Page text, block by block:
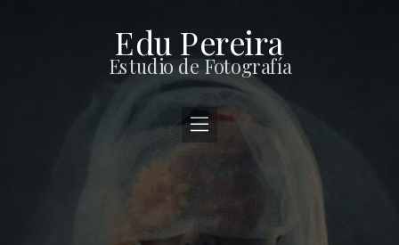
Edu Pereira
Estudio de Fotografía